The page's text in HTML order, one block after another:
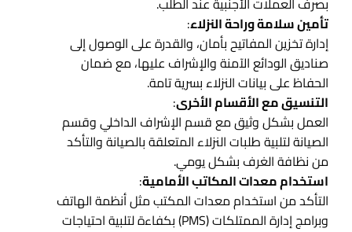
تأمين سلامة وراحة النزلاء:
إدارة تخزين المفاتيح بأمان، والقدرة على الوصول إلى
صناديق الودائع الآمنة والإشراف عليها، مع ضمان
الحفاظ على بيانات النزلاء بسرية تامة.
التنسيق مع الأقسام الأخرى:
العمل بشكل وثيق مع قسم الإشراف الداخلي وقسم
الصيانة لتلبية طلبات النزلاء المتعلقة بالصيانة والتأكد
من نظافة الغرف بشكل يومي.
استخدام معدات المكاتب الأمامية:
التأكد من استخدام معدات المكتب مثل أنظمة الهاتف
وبرامج إدارة الممتلكات (PMS) بكفاءة لتلبية احتياجات